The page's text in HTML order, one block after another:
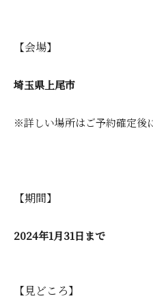
【会場】
埼玉県上尾市
※詳しい場所はご予約確定後
【期間】
2024年1月31日まで
【見どころ】